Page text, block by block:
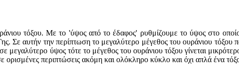
τόξου. Με το 'ύψος από το έδαφος' ρυθμίζουμε το ύψος στο
Σε αυτήν την περίπτωση το μεγαλύτερο μέγεθος του ουράνιου τόξου
ύψος τότε το μέγεθος του ουράνιου τόξου γίνεται
περιπτώσεις ακόμη και ολόκληρο κύκλο και όχι απλά ένα